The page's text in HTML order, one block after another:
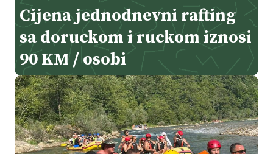
Cijena jednodnevni rafting
sa doruckom i ruckom iznosi
90 KM / osobi